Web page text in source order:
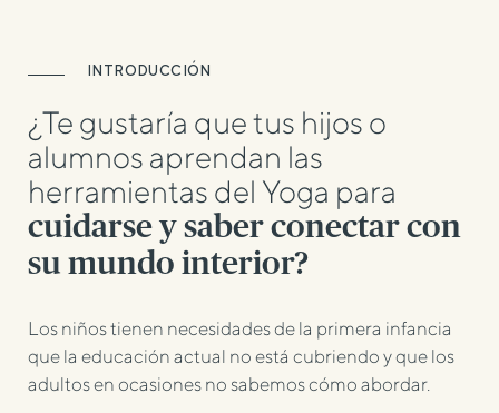
INTRODUCCIÓN
¿Te gustaría que tus hijos o
alumnos aprendan las
herramientas del Yoga para
cuidarse y saber conectar con
su mundo interior?
Los niños tienen necesidades de la primera infancia
que la educación actual no está cubriendo y que los
adultos en ocasiones no sabemos cómo abordar.